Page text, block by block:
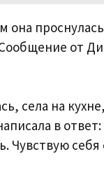
проснулась
от
села на
в
Чувствую себя